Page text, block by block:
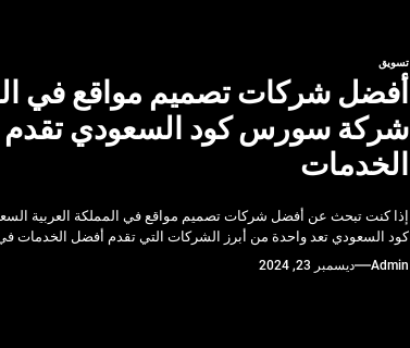
تسويق
أفضل شركات تصميم مواقع في
شركة سورس كود السعودي
الخدمات
إذا كنت تبحث عن أفضل شركات تصميم مواقع في المملكة العربية
كود السعودي تعد واحدة من أبرز الشركات التي تقدم أفضل الخدمات
Admin ديسمبر 23, 2024